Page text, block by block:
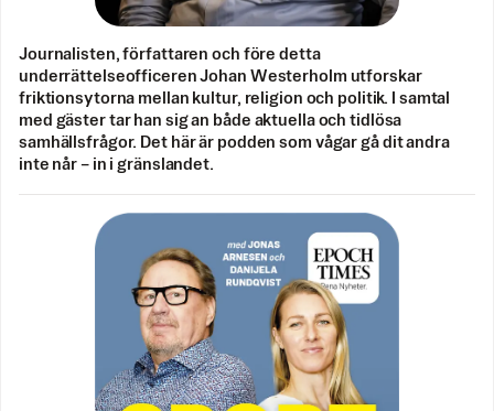
Journalisten, författaren och före detta
underrättelseofficeren Johan Westerholm utforskar
friktionsytorna mellan kultur, religion och politik. I samtal
med gäster tar han sig an både aktuella och tidlösa
samhällsfrågor. Det här är podden som vågar gå dit andra
inte når – in i gränslandet.